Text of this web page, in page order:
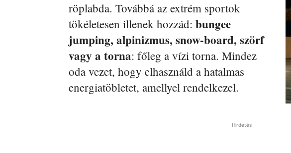
röplabda. Továbbá az extrém sportok
tökéletesen illenek hozzád: bungee
jumping, alpinizmus, snow-board, szörf
vagy a torna: főleg a vízi torna. Mindez
oda vezet, hogy elhasználd a hatalmas
energiatöbletet, amellyel rendelkezel.
Hirdetés